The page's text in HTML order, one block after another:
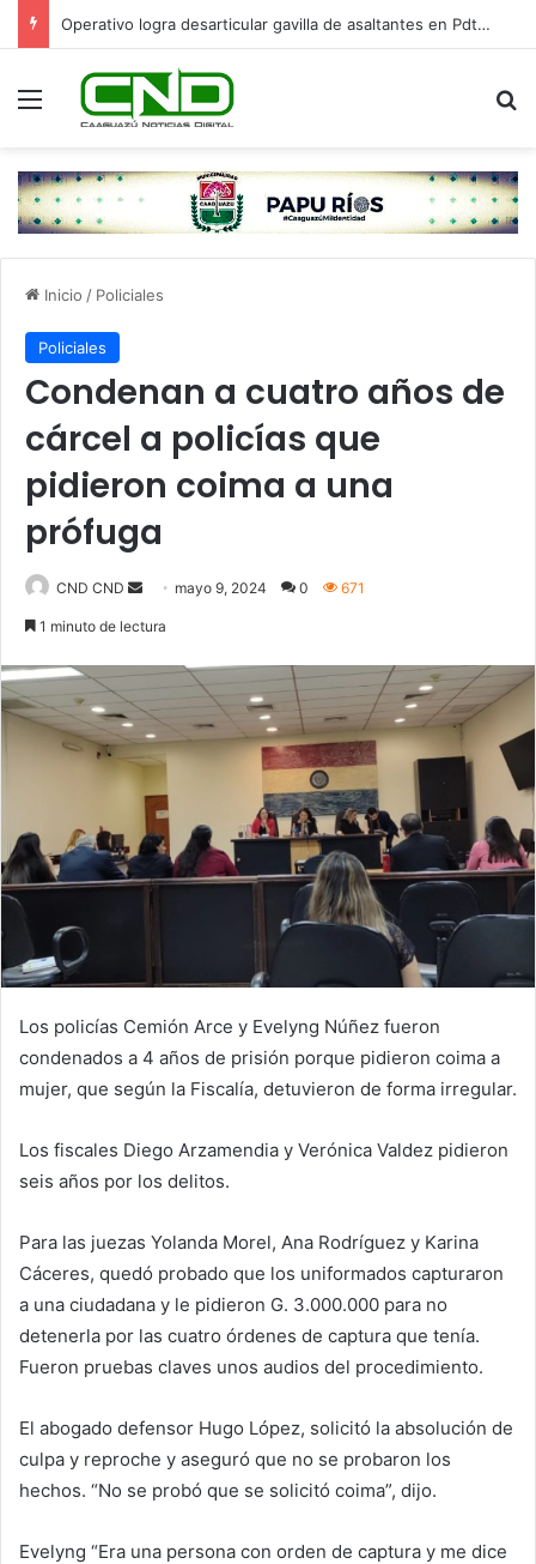
Operativo logra desarticular gavilla de asaltantes en Pdte. Franco: hay cinco detenidos
Menú
Inicio / Policiales
Policiales
Condenan a cuatro años de
cárcel a policías que
pidieron coima a una
prófuga
CND CND
Send mayo 9, 2024 0 671
1 minuto de lectura
Los policías Cemión Arce y Evelyng Núñez fueron
condenados a 4 años de prisión porque pidieron coima a
mujer, que según la Fiscalía, detuvieron de forma irregular.
Los fiscales Diego Arzamendia y Verónica Valdez pidieron
seis años por los delitos.
Para las juezas Yolanda Morel, Ana Rodríguez y Karina
Cáceres, quedó probado que los uniformados capturaron
a una ciudadana y le pidieron G. 3.000.000 para no
detenerla por las cuatro órdenes de captura que tenía.
Fueron pruebas claves unos audios del procedimiento.
El abogado defensor Hugo López, solicitó la absolución de
culpa y reproche y aseguró que no se probaron los
hechos. “No se probó que se solicitó coima”, dijo.
Evelyng “Era una persona con orden de captura y me dice